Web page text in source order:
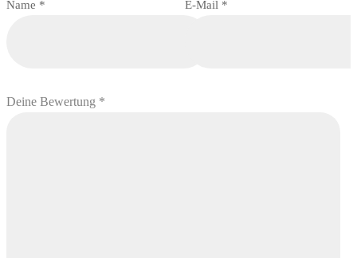
Name * E-Mail *
Deine Bewertung *